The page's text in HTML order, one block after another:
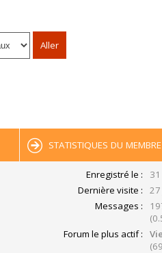
STATISTIQUES DU MEMBRE
Enregistré le :
Dernière visite :
Messages :
Forum le plus actif :